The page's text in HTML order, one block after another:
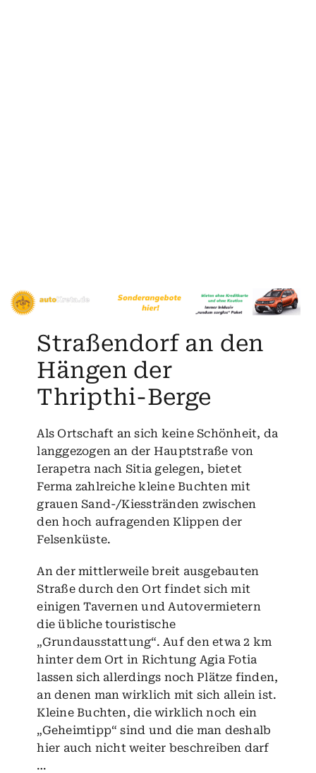
Straßendorf an den
Hängen der
Thripthi-Berge
Als Ortschaft an sich keine Schönheit, da
langgezogen an der Hauptstraße von
Ierapetra nach Sitia gelegen, bietet
Ferma zahlreiche kleine Buchten mit
grauen Sand-/Kiesstränden zwischen
den hoch aufragenden Klippen der
Felsenküste.
An der mittlerweile breit ausgebauten
Straße durch den Ort findet sich mit
einigen Tavernen und Autovermietern
die übliche touristische
„Grundausstattung“. Auf den etwa 2 km
hinter dem Ort in Richtung Agia Fotia
lassen sich allerdings noch Plätze finden,
an denen man wirklich mit sich allein ist.
Kleine Buchten, die wirklich noch ein
„Geheimtipp“ sind und die man deshalb
hier auch nicht weiter beschreiben darf
…